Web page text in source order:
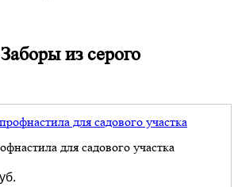
из серого
для садового участка